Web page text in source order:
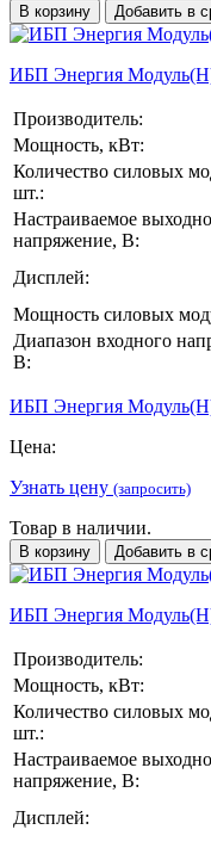
В корзину Добавить в
ИБП Энергия
Производитель:
Мощность, кВт:
Количество силовых
шт.:
Настраиваемое
напряжение, В:
Дисплей:
Мощность силовых
Диапазон входного
В:
ИБП Энергия
Цена:
Узнать цену (запросить)
Товар в наличии.
В корзину Добавить в
ИБП Энергия
Производитель:
Мощность, кВт:
Количество силовых
шт.:
Настраиваемое
напряжение, В:
Дисплей: